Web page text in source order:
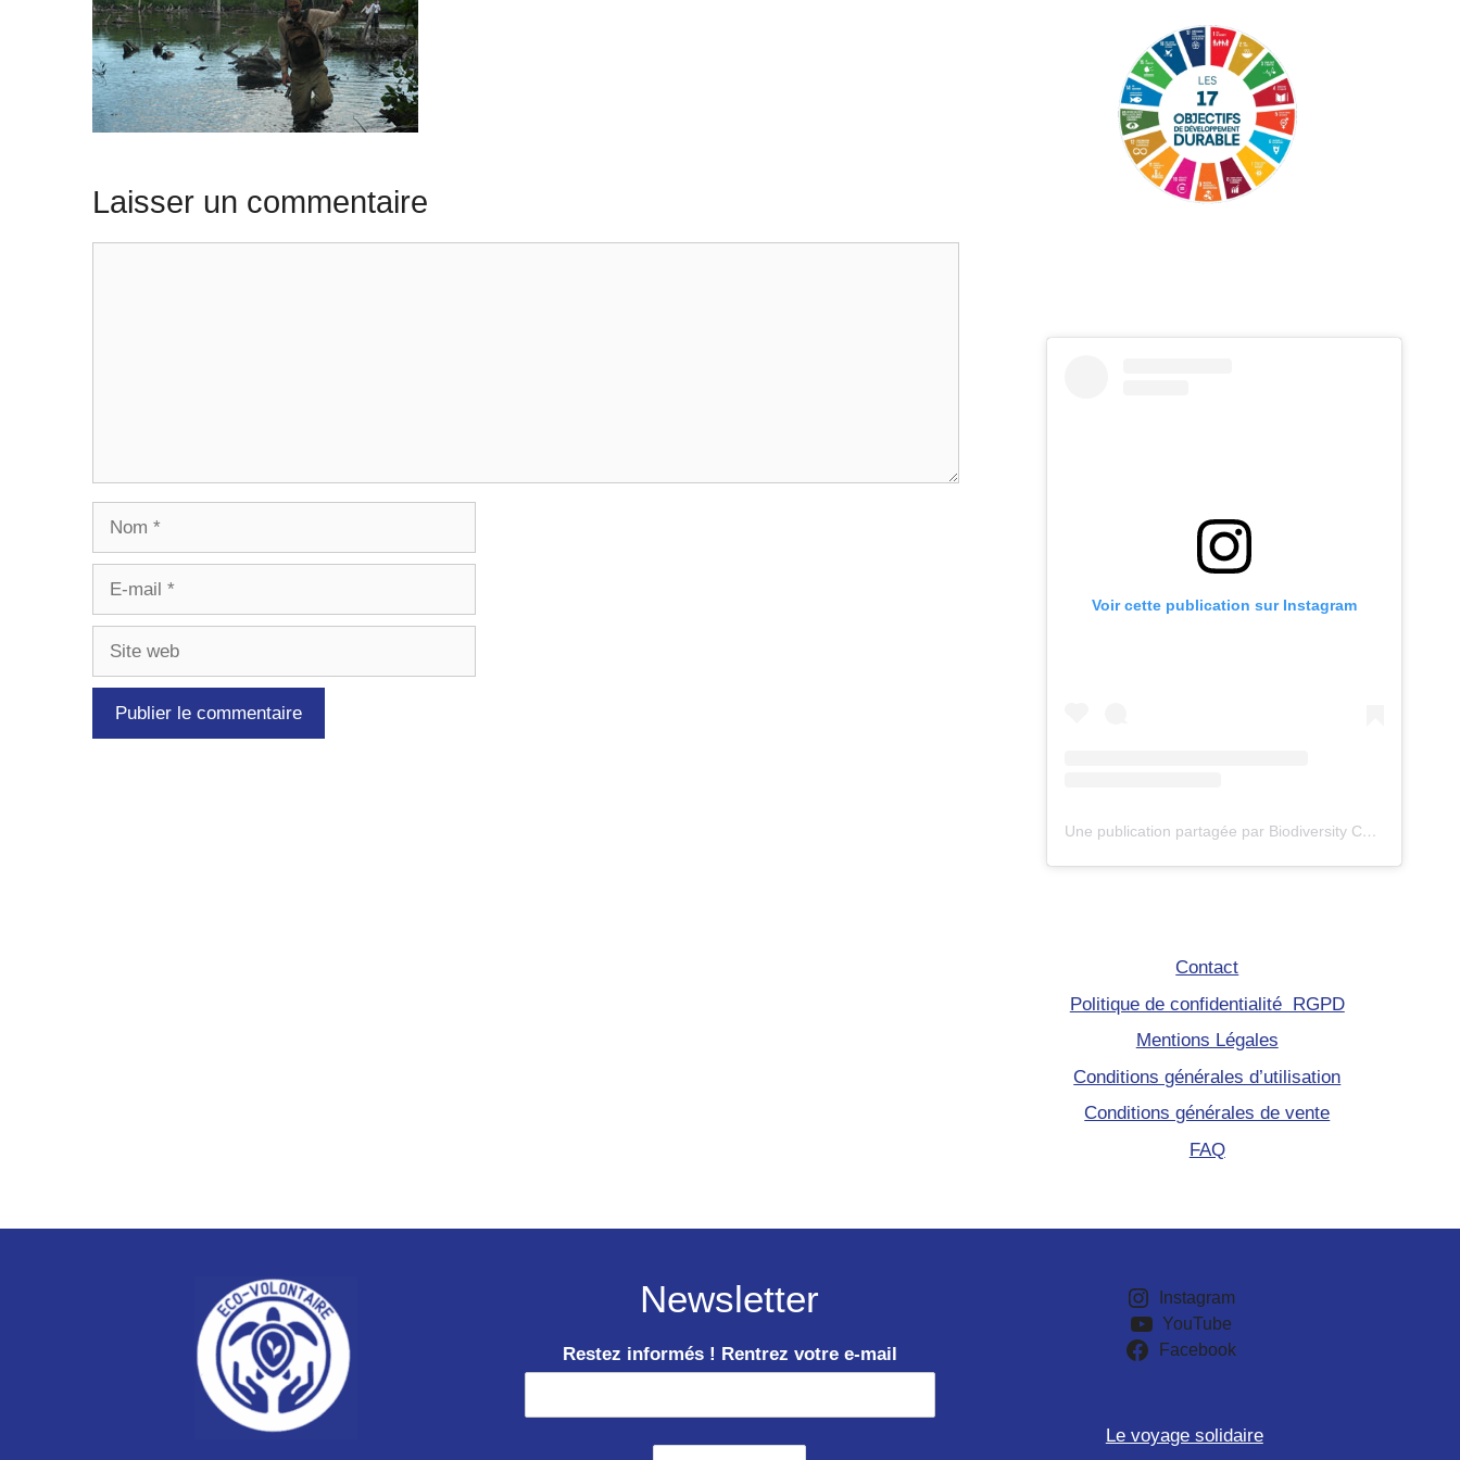
Laisser un commentaire
Voir cette publication sur Instagram
Une publication partagée par Biodiversity Care (@eco.volontaire)
Contact
Politique de confidentialité RGPD
Mentions Légales
Conditions générales d’utilisation
Conditions générales de vente
FAQ
Newsletter
Restez informés ! Rentrez votre e-mail
Instagram
YouTube
Facebook
Le voyage solidaire